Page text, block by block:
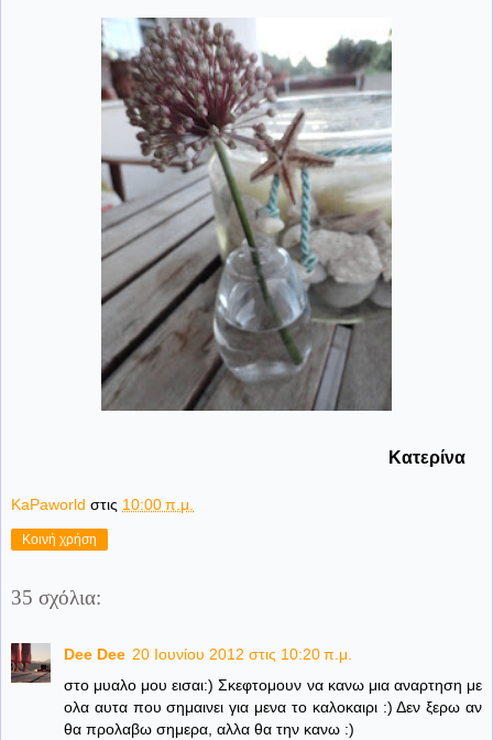
Κατερίνα
KaPaworld στις 10:00 π.μ.
Κοινή χρήση
35 σχόλια:
Dee Dee 20 Ιουνίου 2012 στις 10:20 π.μ.
στο μυαλο μου εισαι:) Σκεφτομουν να κανω μια αναρτηση με
ολα αυτα που σημαινει για μενα το καλοκαιρι :) Δεν ξερω αν
θα προλαβω σημερα, αλλα θα την κανω :)